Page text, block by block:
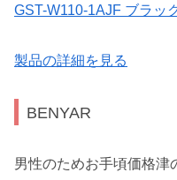
GST-W110-1AJF ブラッ
製品の詳細を見る
BENYAR
男性のためお手頃価格津